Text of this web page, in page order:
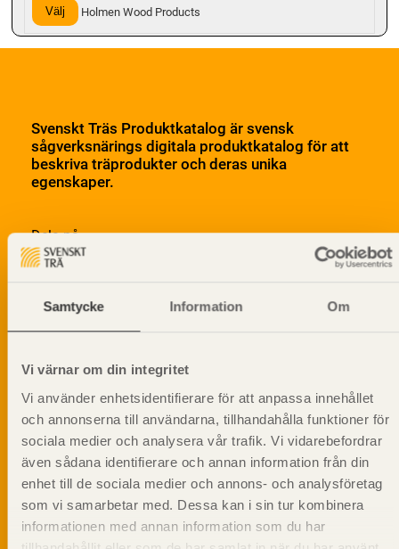
Samtycke Information Om
Vi värnar om din integritet
Vi använder enhetsidentifierare för att anpassa innehållet
och annonserna till användarna, tillhandahålla funktioner för
sociala medier och analysera vår trafik. Vi vidarebefordrar
även sådana identifierare och annan information från din
enhet till de sociala medier och annons- och analysföretag
som vi samarbetar med. Dessa kan i sin tur kombinera
informationen med annan information som du har
Välj Holmen Wood Products
Svenskt Träs Produktkatalog är svensk
sågverksnärings digitala produktkatalog för att
beskriva träprodukter och deras unika
egenskaper.
Dela på